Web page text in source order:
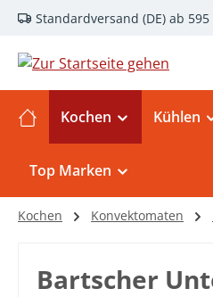
Hauptinhalt springen
Zur Suche springen
Zur Hauptnavigation
Standardversand (DE) ab 595
Kochen Kühlen
Top Marken
Kochen Konvektomaten
Bartscher